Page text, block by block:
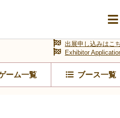
ーム一覧 ブース一覧
出展申し込みはこ
Exhibitor